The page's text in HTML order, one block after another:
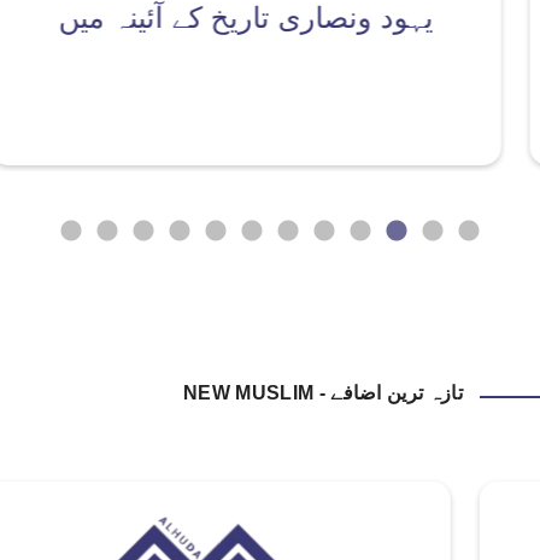
یہود ونصارى تاریخ کے آئینہ میں
تازہ ترین اضافے - NEW MUSLIM